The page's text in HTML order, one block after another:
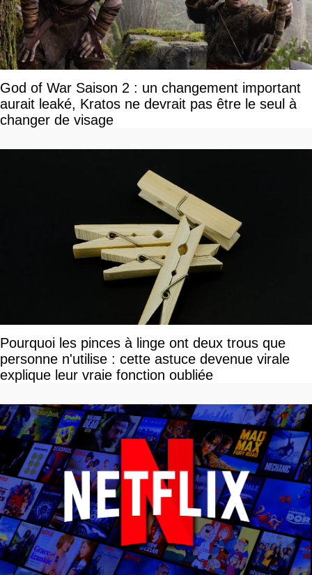
God of War Saison 2 : un changement important
aurait leaké, Kratos ne devrait pas être le seul à
changer de visage
Pourquoi les pinces à linge ont deux trous que
personne n'utilise : cette astuce devenue virale
explique leur vraie fonction oubliée